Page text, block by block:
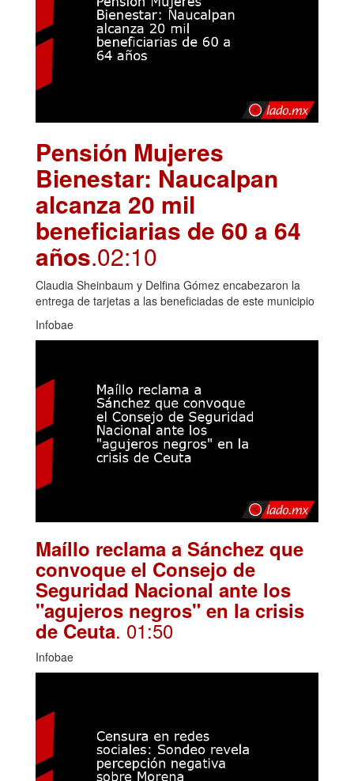
Pensión Mujeres
Bienestar: Naucalpan
alcanza 20 mil
beneficiarias de 60 a 64
años.02:10
Claudia Sheinbaum y Delfina Gómez encabezaron la
entrega de tarjetas a las beneficiadas de este municipio
Infobae
Maíllo reclama a Sánchez que
convoque el Consejo de
Seguridad Nacional ante los
"agujeros negros" en la crisis
de Ceuta. 01:50
Infobae